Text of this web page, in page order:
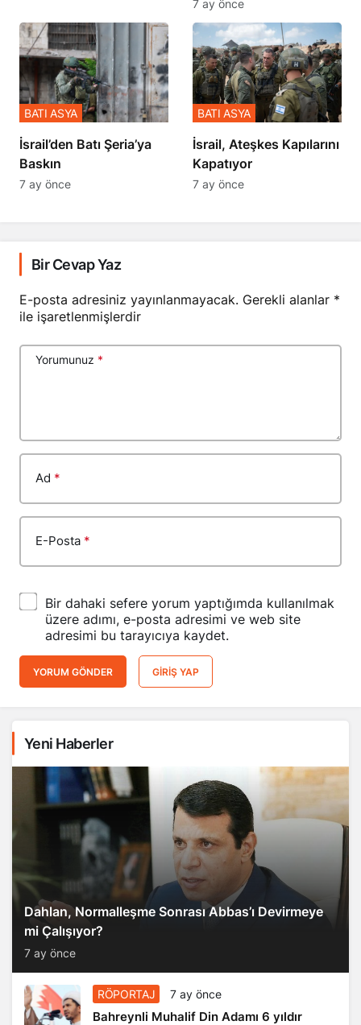
7 ay önce
​​​​​​​İsrail’den Batı Şeria’ya
Baskın
BATI ASYA
7 ay önce
İsrail, Ateşkes Kapılarını
Kapatıyor
BATI ASYA
7 ay önce
Bir Cevap Yaz
E-posta adresiniz yayınlanmayacak. Gerekli alanlar *
ile işaretlenmişlerdir
Yorumunuz *
Ad *
E-Posta *
Bir dahaki sefere yorum yaptığımda kullanılmak
üzere adımı, e-posta adresimi ve web site
adresimi bu tarayıcıya kaydet.
YORUM GÖNDER GIRIŞ YAP
Yeni Haberler
Dahlan, Normalleşme Sonrası Abbas’ı Devirmeye
mi Çalışıyor?
7 ay önce
RÖPORTAJ 7 ay önce
Bahreynli Muhalif Din Adamı 6 yıldır